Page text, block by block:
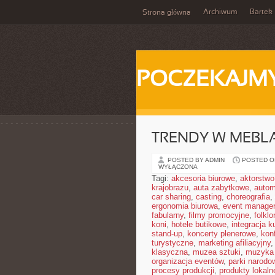
Strona główna Archiwum Bartek
TRENDY W
POSTED BY ADMIN POSTED
WYŁĄCZONA
Tagi: akcesoria biurowe, aktorstwo
krajobrazu, auta zabytkowe,
car sharing, casting, choreografia,
ergonomia biurowa, event manager
fabularny, filmy promocyjne, folklor
koni, hotele butikowe, integracja
stand-up, koncerty plenerowe,
turystyczne, marketing afiliacyjny,
klasyczna, muzea sztuki,
organizacja eventów, parki
procesy produkcji, produkty